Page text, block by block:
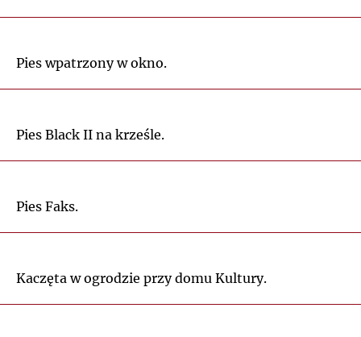
Pies wpatrzony w okno.
Pies Black II na krześle.
Pies Faks.
Kaczęta w ogrodzie przy domu Kultury.